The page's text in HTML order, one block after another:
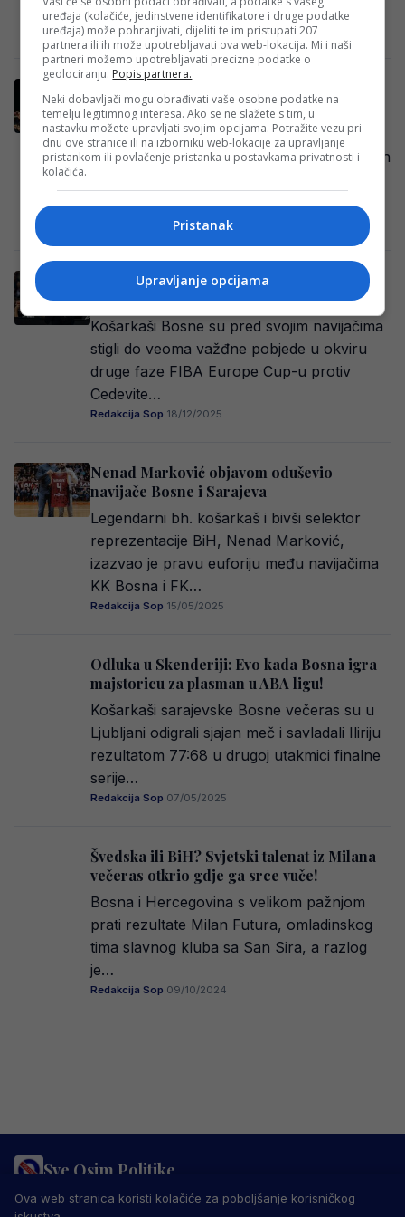
odigrana 8. marta s početkom…
Redakcija Sop·04/03/2026
četvrfinalu FIBA Europa Cupa
Košarkaši Bosne nastavljaju ispisivati lijepu
evropsku priču ove sezone, a nakon sjajnih
plasman…
13/02/2026
Trener sarajevske Bosne nakon pobjede:
“Nisam zadovoljan”
Košarkaši Bosne su pred svojim navijačima
stigli do veoma važđne pobjede u okviru
druge faze FIBA Europe Cup-u protiv
Cedevite…
Redakcija Sop·18/12/2025
Nenad Marković objavom oduševio
navijače Bosne i Sarajeva
Legendarni bh. košarkaš i bivši selektor
reprezentacije BiH, Nenad Marković,
izazvao je pravu euforiju među navijačima
KK Bosna i FK…
Redakcija Sop·15/05/2025
Odluka u Skenderiji: Evo kada Bosna igra
majstoricu za plasman u ABA ligu!
Košarkaši sarajevske Bosne večeras su u
Ljubljani odigrali sjajan meč i savladali Iliriju
rezultatom 77:68 u drugoj utakmici finalne
serije…
Redakcija Sop·07/05/2025
Švedska ili BiH? Svjetski talenat iz Milana
večeras otkrio gdje ga srce vuče!
Bosna i Hercegovina s velikom pažnjom
prati rezultate Milan Futura, omladinskog
tima slavnog kluba sa San Sira, a razlog
je…
Redakcija Sop·09/10/2024
Sve Osim Politike
PRAVILA PRIVATNOSTIMARKETING USLOVI KORIŠTENJA
IMPRESSUM
Ova web stranica koristi kolačiće za poboljšanje korisničkog
uređaja (kolačiće, jedinstvene identifikatore i druge podatke
uređaja) može pohranjivati, dijeliti te im pristupati 207
partnera ili ih može upotrebljavati ova web-lokacija. Mi i naši
partneri možemo upotrebljavati precizne podatke o
geolociranju. Popis partnera.
Neki dobavljači mogu obrađivati vaše osobne podatke na
temelju legitimnog interesa. Ako se ne slažete s tim, u
nastavku možete upravljati svojim opcijama. Potražite vezu pri
dnu ove stranice ili na izborniku web-lokacije za upravljanje
pristankom ili povlačenje pristanka u postavkama privatnosti i
kolačića.
Pristanak
Upravljanje opcijama